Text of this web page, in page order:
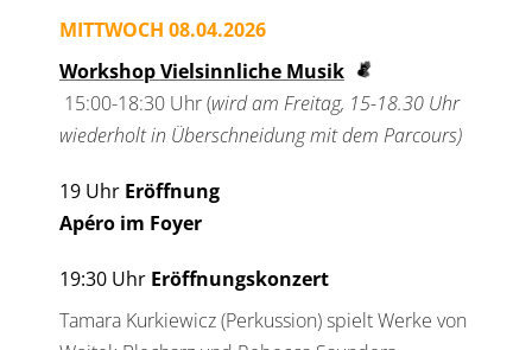
MITTWOCH 08.04.2026
Workshop Vielsinnliche Musik
15:00-18:30 Uhr (wird am Freitag, 15-18.30 Uhr
wiederholt in Überschneidung mit dem Parcours)
19 Uhr Eröffnung
Apéro im Foyer
19:30 Uhr Eröffnungskonzert
Tamara Kurkiewicz (Perkussion) spielt Werke von